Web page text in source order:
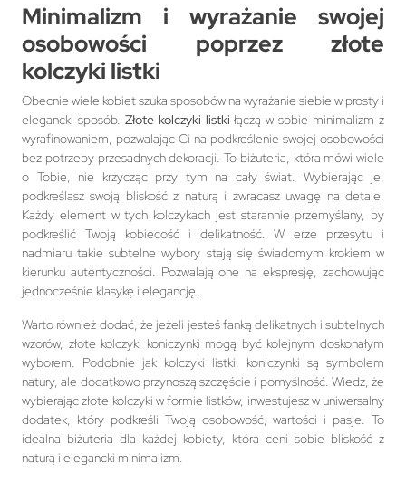
Minimalizm i wyrażanie swojej
osobowości poprzez złote
kolczyki listki
Obecnie wiele kobiet szuka sposobów na wyrażanie siebie w prosty i
elegancki sposób. Złote kolczyki listki łączą w sobie minimalizm z
wyrafinowaniem, pozwalając Ci na podkreślenie swojej osobowości
bez potrzeby przesadnych dekoracji. To biżuteria, która mówi wiele
o Tobie, nie krzycząc przy tym na cały świat. Wybierając je,
podkreślasz swoją bliskość z naturą i zwracasz uwagę na detale.
Każdy element w tych kolczykach jest starannie przemyślany, by
podkreślić Twoją kobiecość i delikatność. W erze przesytu i
nadmiaru takie subtelne wybory stają się świadomym krokiem w
kierunku autentyczności. Pozwalają one na ekspresję, zachowując
jednocześnie klasykę i elegancję.
Warto również dodać, że jeżeli jesteś fanką delikatnych i subtelnych
wzorów, złote kolczyki koniczynki mogą być kolejnym doskonałym
wyborem. Podobnie jak kolczyki listki, koniczynki są symbolem
natury, ale dodatkowo przynoszą szczęście i pomyślność. Wiedz, że
wybierając złote kolczyki w formie listków, inwestujesz w uniwersalny
dodatek, który podkreśli Twoją osobowość, wartości i pasje. To
idealna biżuteria dla każdej kobiety, która ceni sobie bliskość z
naturą i elegancki minimalizm.